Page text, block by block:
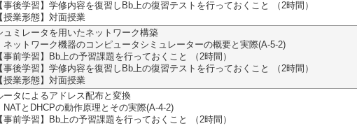
【事後学習】学修内容を復習しBb上の復習テストを行っておくこと （2時間）
【授業形態】対面授業
ュミレータを用いたネットワーク構築
ネットワーク機器のコンピュータシミュレーターの概要と実際(A-5-2)
【事前学習】Bb上の予習課題を行っておくこと （2時間）
【事後学習】学修内容を復習しBb上の復習テストを行っておくこと （2時間）
【授業形態】対面授業
ータによるアドレス配布と変換
NATとDHCPの動作原理とその実際(A-4-2)
【事前学習】Bb上の予習課題を行っておくこと （2時間）